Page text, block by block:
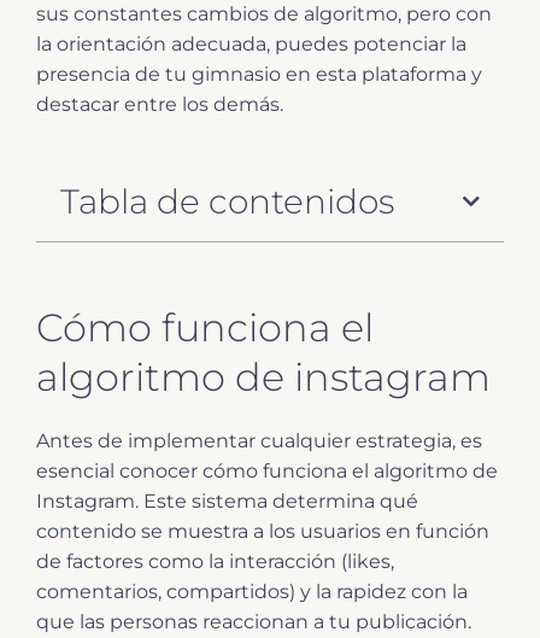
sus constantes cambios de algoritmo, pero con
la orientación adecuada, puedes potenciar la
presencia de tu gimnasio en esta plataforma y
destacar entre los demás.
Tabla de contenidos
Cómo funciona el
algoritmo de instagram
Antes de implementar cualquier estrategia, es
esencial conocer cómo funciona el algoritmo de
Instagram. Este sistema determina qué
contenido se muestra a los usuarios en función
de factores como la interacción (likes,
comentarios, compartidos) y la rapidez con la
que las personas reaccionan a tu publicación.